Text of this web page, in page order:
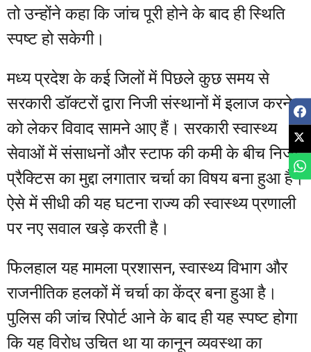
तो उन्होंने कहा कि जांच पूरी होने के बाद ही स्थिति
स्पष्ट हो सकेगी।
मध्य प्रदेश के कई जिलों में पिछले कुछ समय से
सरकारी डॉक्टरों द्वारा निजी संस्थानों में इलाज करने
को लेकर विवाद सामने आए हैं। सरकारी स्वास्थ्य
सेवाओं में संसाधनों और स्टाफ की कमी के बीच निजी
प्रैक्टिस का मुद्दा लगातार चर्चा का विषय बना हुआ है।
ऐसे में सीधी की यह घटना राज्य की स्वास्थ्य प्रणाली
पर नए सवाल खड़े करती है।
फिलहाल यह मामला प्रशासन, स्वास्थ्य विभाग और
राजनीतिक हलकों में चर्चा का केंद्र बना हुआ है।
पुलिस की जांच रिपोर्ट आने के बाद ही यह स्पष्ट होगा
कि यह विरोध उचित था या कानून व्यवस्था का